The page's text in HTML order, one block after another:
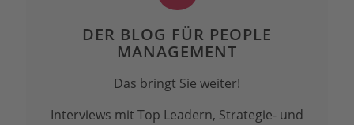
DER BLOG FÜR PEOPLE
MANAGEMENT
Das bringt Sie weiter!
Interviews mit Top Leadern, Strategie- und